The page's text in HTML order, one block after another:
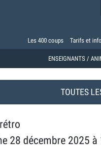
Les 400 coups Tarifs et
ENSEIGNANTS /
TOUTES
28 décembre 2025 à